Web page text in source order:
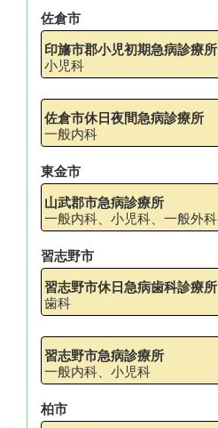
佐倉市
印旛市郡小児初期急病診療所
小児科
佐倉市休日夜間急病診療所
一般内科
東金市
山武郡市急病診療所
一般内科、小児科、一般外科
習志野市
習志野市休日急病歯科診療所
歯科
習志野市急病診療所
一般内科、小児科
柏市